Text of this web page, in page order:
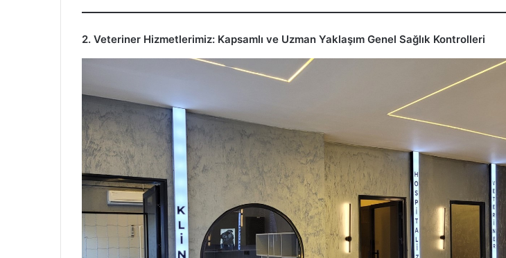
2. Veteriner Hizmetlerimiz: Kapsamlı ve Uzman Yaklaşım Genel Sağlık Kontrolleri